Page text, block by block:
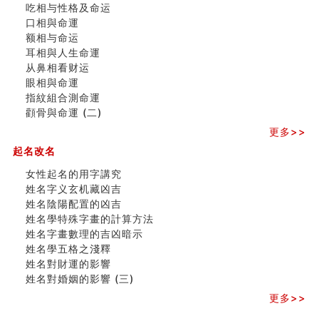
玄空本义 (三)
飞灵山传说故事
命理解说：想请问什么时候能够遇到姻缘结婚？
商舖選址的風水講究 (下)
吉凶神跳上大运时的断法【四柱技巧】
家居常見風水形煞及化解方法 (一)
刘燮鈞讲人相 手纹与命运(一)
玄空本义 (二)
大門風水五大禁忌！大門風水擺設？門中門風水解方？
出现这几种面相桃花泛
女性起名的用字講究
香港巨富霍英東命造 (名人八字淺析十）
購房十大風水原則 (上)
看字形结构推算出吉凶
七夕节 我国唯一一个以女性为主角传统节日
商舖大門的風水原則 (下)
手指饱满福运加身，这种手相福运在何处？
家居常見風水形煞及化解方法 ( 四)
吃相与性格及命运
口相與命運
额相与命运
耳相與人生命運
从鼻相看财运
眼相與命運
指紋組合測命運
顴骨與命運 (二)
更多>>
起名改名
女性起名的用字講究
姓名字义玄机藏凶吉
姓名陰陽配置的凶吉
姓名學特殊字畫的計算方法
姓名字畫數理的吉凶暗示
姓名學五格之淺釋
姓名對財運的影響
姓名對婚姻的影響 (三)
更多>>